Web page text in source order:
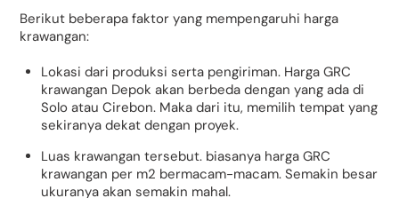
Berikut beberapa faktor yang mempengaruhi harga
krawangan:
Lokasi dari produksi serta pengiriman. Harga GRC
krawangan Depok akan berbeda dengan yang ada di
Solo atau Cirebon. Maka dari itu, memilih tempat yang
sekiranya dekat dengan proyek.
Luas krawangan tersebut. biasanya harga GRC
krawangan per m2 bermacam-macam. Semakin besar
ukuranya akan semakin mahal.